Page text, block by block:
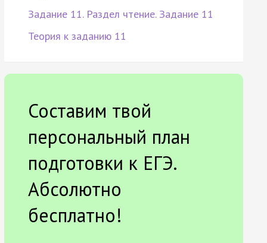
Задание 11. Раздел чтение. Задание 11
Теория к заданию 11
Составим твой
персональный план
подготовки к ЕГЭ.
Абсолютно
бесплатно!